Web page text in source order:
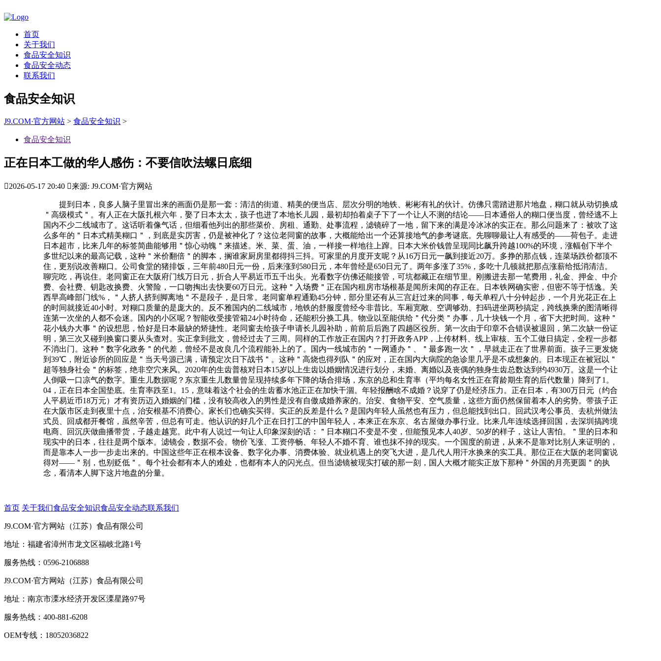
首页
关于我们
食品安全知识
食品安全动态
联系我们
食品安全知识
J9.COM·官方网站 > 食品安全知识 >
食品安全知识
正在日本工做的华人感伤：不要信吹法螺日底细
2026-05-17 20:40 来源: J9.COM·官方网站
提到日本，良多人脑子里冒出来的画面仍是那一套：清洁的街道、精美的便当店、层次分明的地铁、彬彬有礼的伙计。仿佛只需踏进那片地盘，糊口就从动切换成
＂高级模式＂。有人正在大阪扎根六年，娶了日本太太，孩子也进了本地长儿园，最初却拍着桌子下了一个让人不测的结论——日本通俗人的糊口便当度，曾经逃不上
国内不少二线城市了。这话听着像气话，但细看他列出的那些菜价、房租、通勤、处事流程，滤镜碎了一地，留下来的满是冷冰冰的实正在。那么问题来了：被吹了这
么多年的＂日本式精美糊口＂，到底是实厉害，仍是被神化了？这位老同窗的故事，大概能给出一个还算接地气的参考谜底。先聊聊最让人有感受的——荷包子。走进
日本超市，比来几年的标签简曲能够用＂惊心动魄＂来描述。米、菜、蛋、油，一样接一样地往上蹿。日本大米价钱曾呈现同比飙升跨越100%的环境，涨幅创下半个
多世纪以来的最高记载，这种＂米价翻倍＂的脚本，搁谁家厨房里都得抖三抖。可家里的月度开支呢？从16万日元一飙到接近20万。多挣的那点钱，连菜场跌价都顶不
住，更别说改善糊口。公司食堂的猪排饭，三年前480日元一份，后来涨到580日元，本年曾经是650日元了。两年多涨了35%，多吃十几顿就把那点涨薪给抵消清洁。
聊完吃，再说住。老同窗正在大阪府门线万日元，折合人平易近币五千出头。光看数字仿佛还能接管，可坑都藏正在细节里。刚搬进去那一笔费用，礼金、押金、中介
费、会社费、钥匙改换费、火警险，一口吻掏出去快要60万日元。这种＂入场费＂正在国内租房市场根基是闻所未闻的存正在。日本铁网确实密，但密不等于恬逸。关
西早高峰部门线%，＂人挤人挤到脚离地＂不是段子，是日常。老同窗单程通勤45分钟，部分里还有从三宫赶过来的同事，每天单程八十分钟起步，一个月光花正在上
的时间就接近40小时。对糊口质量的是庞大的。反不雅国内的二线城市，地铁的舒服度曾经今非昔比。车厢宽敞、空调够劲、扫码进坐两秒搞定，跨线换乘的图清晰得
连第一次坐的人都不会迷。国内的小区呢？智能收受接管箱24小时待命，还能积分换工具。物业以至能供给＂代分类＂办事，几十块钱一个月，省下大把时间。这种＂
花小钱办大事＂的设想思，恰好是日本最缺的矫捷性。老同窗去给孩子申请长儿园补助，前前后后跑了四趟区役所。第一次由于印章不合错误被退回，第二次缺一份证
明，第三次又碰到换窗口要从头查对。实正拿到批文，曾经过去了三周。同样的工作放正在国内？打开政务APP，上传材料、线上审核、五个工做日搞定，全程一步都
不消出门。这种＂数字化政务＂的代差，曾经不是改良几个流程能补上的了。国内一线城市的＂一网通办＂、＂最多跑一次＂，早就走正在了世界前面。孩子三更发烧
到39℃，附近诊所的回应是＂当天号源已满，请预定次日下战书＂。这种＂高烧也得列队＂的应对，正在国内大病院的急诊里几乎是不成想象的。日本现正在被冠以＂
超等独身社会＂的标签，绝非空穴来风。2020年的生齿普核对日本15岁以上生齿以婚姻情况进行划分，未婚、离婚以及丧偶的独身生齿总数达到约4930万。这是一个让
人倒吸一口凉气的数字。重生儿数据呢？东京重生儿数量曾呈现持续多年下降的场合排场，东京的总和生育率（平均每名女性正在育龄期生育的后代数量）降到了1。
04，正在日本全国垫底。生育率跌至1。15，意味着这个社会的生齿蓄水池正正在加快干涸。年轻报酬啥不成婚？说穿了仍是经济压力。正在日本，有300万日元（约合
人平易近币18万元）才有资历迈入婚姻的门槛，没有较高收入的男性是没有自傲成婚养家的。治安、食物平安、空气质量，这些方面仍然保留着本人的劣势。带孩子正
在大阪市区走到夜里十点，治安根基不消费心。家长们也确实买得。实正的反差是什么？是国内年轻人虽然也有压力，但总能找到出口。回武汉考公事员、去杭州做法
式员、回成都开餐馆，虽然辛苦，但总有可走。他认识的好几个正在日打工的中国年轻人，本来正在东京、名古屋做办事行业。比来几年连续选择回国，去深圳搞跨境
电商、回沉庆做曲播带货，子越走越宽。此中有人说过一句让人印象深刻的话：＂日本糊口不变是不变，但能预见本人40岁、50岁的样子，这让人害怕。＂里的日本和
现实中的日本，往往是两个版本。滤镜会，数据不会。物价飞涨、工资停畅、年轻人不婚不育、谁也抹不掉的现实。一个国度的前进，从来不是靠对比别人来证明的，
而是靠本人一步一步走出来的。中国这些年正在根本设备、数字化办事、消费体验、就业机遇上的突飞大进，是几代人用汗水换来的实工具。那位正在大阪的老同窗说
得对——＂别，也别贬低＂。每个社会都有本人的难处，也都有本人的闪光点。但当滤镜被现实打破的那一刻，国人大概才能实正放下那种＂外国的月亮更圆＂的执
念，看清本人脚下这片地盘的分量。
首页 关于我们食品安全知识食品安全动态联系我们
J9.COM·官方网站（江苏）食品有限公司
地址：福建省漳州市龙文区福岐北路1号
服务热线：0596-2106888
J9.COM·官方网站（江苏）食品有限公司
地址：南京市溧水经济开发区溧星路97号
服务热线：400-881-6208
OEM专线：18052036822